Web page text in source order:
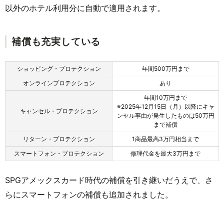
以外のホテル利用分に自動で適用されます。
補償も充実している
ショッピング・プロテクション
年間500万円まで
オンラインプロテクション
あり
キャンセル・プロテクション
年間10万円まで
※2025年12月15日（月）以降にキャ
ンセル事由が発生したものは50万円
まで補償
リターン・プロテクション
1商品最高3万円相当まで
スマートフォン・プロテクション
修理代金を最大3万円まで
SPGアメックスカード時代の補償を引き継いだうえで、さ
らにスマートフォンの補償も追加されました。